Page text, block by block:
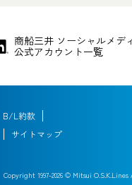
商船三井 ソーシャルメデ
公式アカウント一覧
B/L約款
サイトマップ
Copyright 1997-2026 © Mitsui